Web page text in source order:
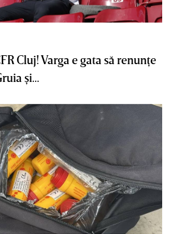
Cluj! Varga e gata să renunţe
şi...